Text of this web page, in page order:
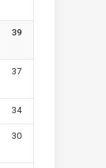
39
37
34
30